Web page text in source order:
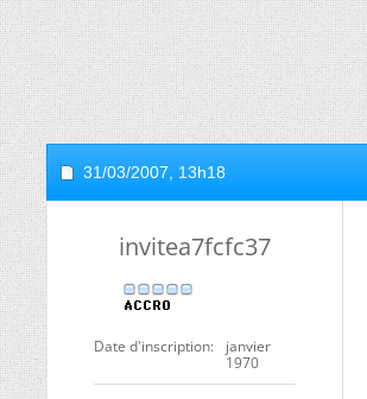
31/03/2007, 13h18
invitea7fcfc37
Date d'inscription
janvier
1970